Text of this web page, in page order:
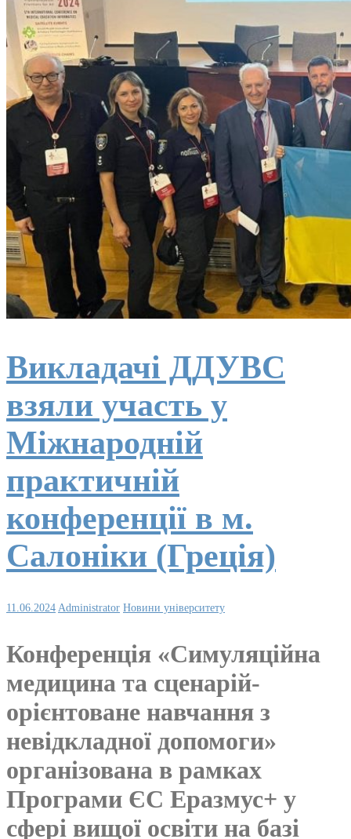
Викладачі ДДУВС
взяли участь у
Міжнародній
практичній
конференції в м.
Салоніки (Греція)
11.06.2024 Administrator Новини університету
Конференція «Симуляційна
медицина та сценарій-
орієнтоване навчання з
невідкладної допомоги»
організована в рамках
Програми ЄС Еразмус+ у
сфері вищої освіти на базі